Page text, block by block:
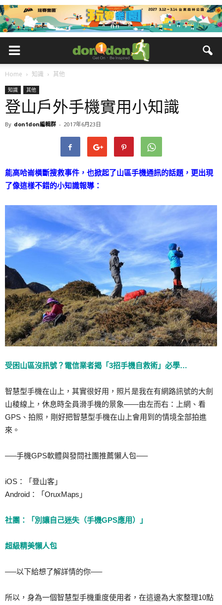
Home 知識 其他
知識 其他
登山戶外手機實用小知識
By don1don編輯群 - 2017年6月23日
能高哈崙橫斷搜救事件，也掀起了山區手機通訊的話題，更出現
了像這樣不錯的小知識報導：
受困山區沒訊號？電信業者揭「3招手機自救術」必學…
智慧型手機在山上，其實很好用，照片是我在有網路訊號的大劍
山稜線上，休息時全員滑手機的景象——由左而右：上網、看
GPS、拍照，剛好把智慧型手機在山上會用到的情境全部拍進
來。
—–手機GPS軟體與發問社團推薦懶人包—–
iOS：「登山客」
Android：「OruxMaps」
社團：「別讓自己迷失（手機GPS應用）」
超級精美懶人包
—–以下給想了解詳情的你—–
所以，身為一個智慧型手機重度使用者，在這邊為大家整理10點